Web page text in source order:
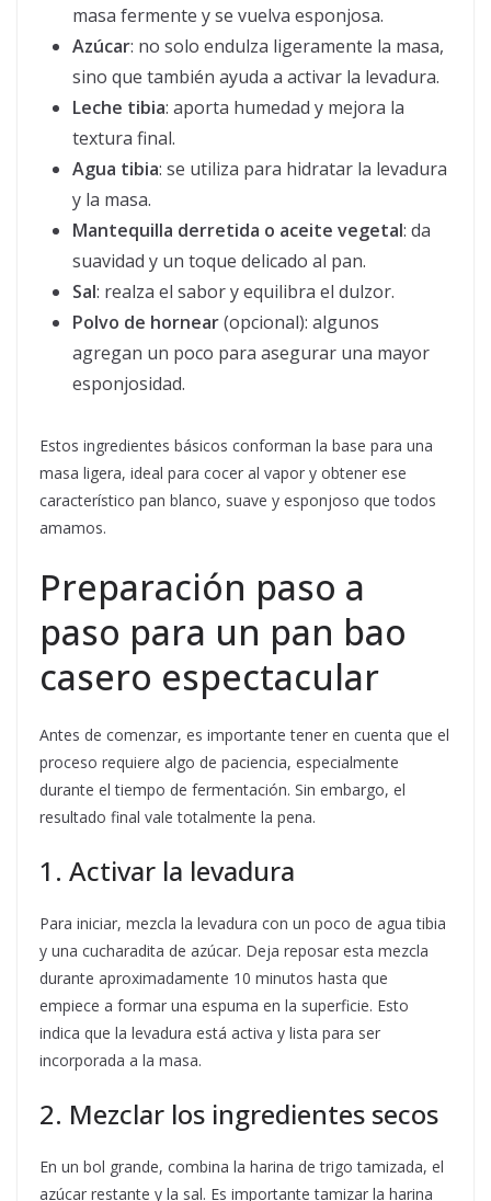
masa fermente y se vuelva esponjosa.
Azúcar: no solo endulza ligeramente la masa,
sino que también ayuda a activar la levadura.
Leche tibia: aporta humedad y mejora la
textura final.
Agua tibia: se utiliza para hidratar la levadura
y la masa.
Mantequilla derretida o aceite vegetal: da
suavidad y un toque delicado al pan.
Sal: realza el sabor y equilibra el dulzor.
Polvo de hornear(opcional): algunos
agregan un poco para asegurar una mayor
esponjosidad.
Estos ingredientes básicos conforman la base para una
masa ligera, ideal para cocer al vapor y obtener ese
característico pan blanco, suave y esponjoso que todos
amamos.
Preparación paso a
paso para un pan bao
casero espectacular
Antes de comenzar, es importante tener en cuenta que el
proceso requiere algo de paciencia, especialmente
durante el tiempo de fermentación. Sin embargo, el
resultado final vale totalmente la pena.
1. Activar la levadura
Para iniciar, mezcla la levadura con un poco de agua tibia
y una cucharadita de azúcar. Deja reposar esta mezcla
durante aproximadamente 10 minutos hasta que
empiece a formar una espuma en la superficie. Esto
indica que la levadura está activa y lista para ser
incorporada a la masa.
2. Mezclar los ingredientes secos
En un bol grande, combina la harina de trigo tamizada, el
azúcar restante y la sal. Es importante tamizar la harina